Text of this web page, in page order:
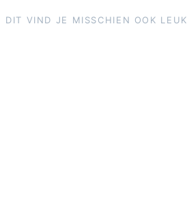
DIT VIND JE MISSCHIEN OOK LEUK